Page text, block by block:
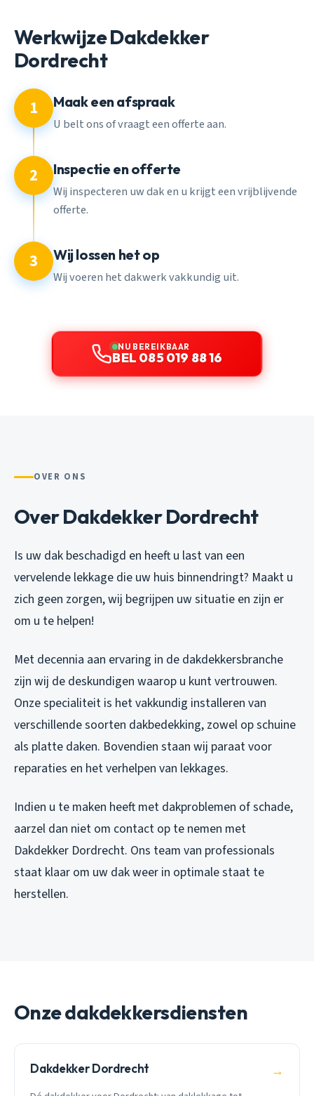
Werkwijze Dakdekker
Dordrecht
1 Maak een afspraak
U belt ons of vraagt een offerte aan.
2 Inspectie en offerte
Wij inspecteren uw dak en u krijgt een vrijblijvende
offerte.
3 Wij lossen het op
Wij voeren het dakwerk vakkundig uit.
NU BEREIKBAAR
BEL 085 019 88 16
OVER ONS
Over Dakdekker Dordrecht
Is uw dak beschadigd en heeft u last van een
vervelende lekkage die uw huis binnendringt? Maakt u
zich geen zorgen, wij begrijpen uw situatie en zijn er
om u te helpen!
Met decennia aan ervaring in de dakdekkersbranche
zijn wij de deskundigen waarop u kunt vertrouwen.
Onze specialiteit is het vakkundig installeren van
verschillende soorten dakbedekking, zowel op schuine
als platte daken. Bovendien staan wij paraat voor
reparaties en het verhelpen van lekkages.
Indien u te maken heeft met dakproblemen of schade,
aarzel dan niet om contact op te nemen met
Dakdekker Dordrecht. Ons team van professionals
staat klaar om uw dak weer in optimale staat te
herstellen.
Onze dakdekkersdiensten
Dakdekker Dordrecht →